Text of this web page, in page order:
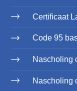
Certificaat
Code 95
Nascholing
Nascholing